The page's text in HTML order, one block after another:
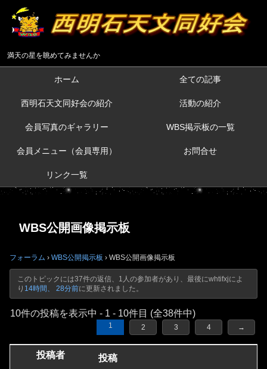
満天の星を眺めてみませんか
ホーム 全ての記事
西明石天文同好会の紹介 活動の紹介
会員写真のギャラリー WBS掲示板の一覧
会員メニュー（会員専用） お問合せ
リンク一覧
WBS公開画像掲示板
フォーラム › WBS公開掲示板 › WBS公開画像掲示板
このトピックには37件の返信、1人の参加者があり、最後にwhtifxjによ
り 14時間、 28分前に更新されました。
10件の投稿を表示中 - 1 - 10件目 (全38件中)
1 2 3 4 →
投稿者 投稿